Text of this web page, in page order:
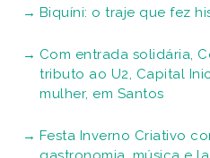
Biquíni: o traje que fez
Com entrada solidária,
tributo ao U2, Capital
mulher, em Santos
Festa Inverno Criativo